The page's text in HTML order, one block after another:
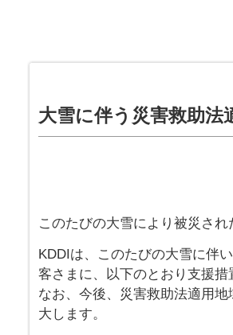
大雪に伴う災害救助
このたびの大雪により被災さ
KDDIは、このたびの大雪に伴
客さまに、以下のとおり支援
なお、今後、災害救助法適用
大します。